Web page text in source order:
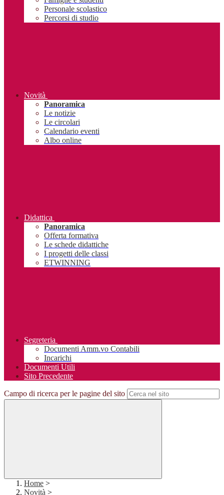
Personale scolastico
Percorsi di studio
Novità
Panoramica
Le notizie
Le circolari
Calendario eventi
Albo online
Didattica
Panoramica
Offerta formativa
Le schede didattiche
I progetti delle classi
ETWINNING
Segreteria
Documenti Amm.vo Contabili
Incarichi
Documenti Utili
Sito Precedente
Campo di ricerca per le pagine del sito
Home >
Novità >